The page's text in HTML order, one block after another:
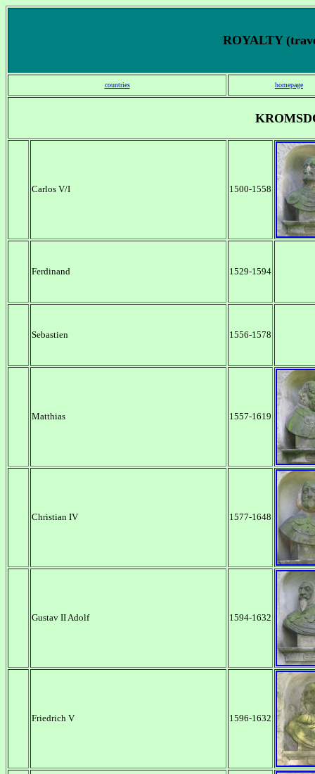
ROYALTY
countries homepage
Carlos V/I 1500-1558
Ferdinand 1529-1594
Sebastien 1556-1578
Matthias 1557-1619
Christian IV 1577-1648
Gustav II Adolf 1594-1632
Friedrich V 1596-1632